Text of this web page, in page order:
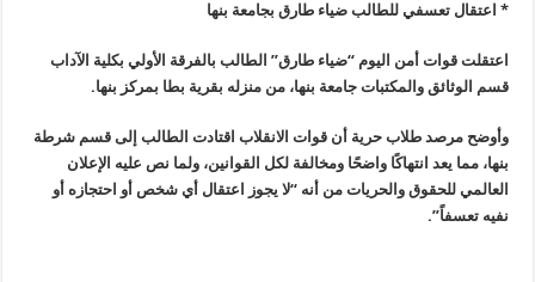
* اعتقال تعسفي للطالب ضياء طارق بجامعة بنها
اعتقلت قوات أمن اليوم “ضياء طارق” الطالب بالفرقة الأولي بكلية الآداب
قسم الوثائق والمكتبات جامعة بنها، من منزله بقرية بطا بمركز بنها.
وأوضح مرصد طلاب حرية أن قوات الانقلاب اقتادت الطالب إلى قسم شرطة
بنها، مما يعد انتهاكًا واضحًا ومخالفة لكل القوانين، ولما نص عليه الإعلان
العالمي للحقوق والحريات من أنه “لا يجوز اعتقال أي شخص أو احتجازه أو
نفيه تعسفاً”.